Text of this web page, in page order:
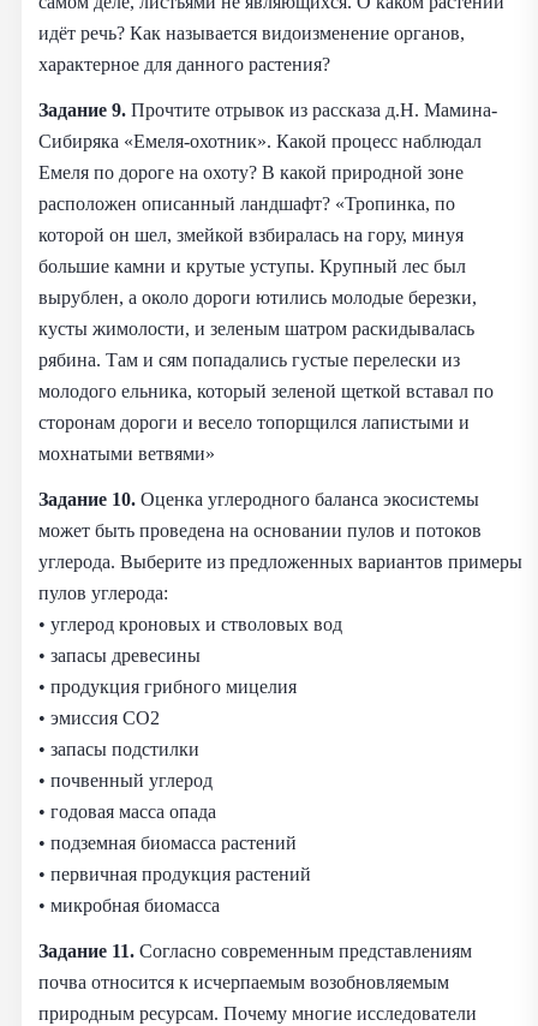
идёт речь? Как называется видоизменение органов,
характерное для данного растения?
Задание 9. Прочтите отрывок из рассказа д.Н. Мамина-
Сибиряка «Емеля-охотник». Какой процесс наблюдал
Емеля по дороге на охоту? В какой природной зоне
расположен описанный ландшафт? «Тропинка, по
которой он шел, змейкой взбиралась на гору, минуя
большие камни и крутые уступы. Крупный лес был
вырублен, а около дороги ютились молодые березки,
кусты жимолости, и зеленым шатром раскидывалась
рябина. Там и сям попадались густые перелески из
молодого ельника, который зеленой щеткой вставал по
сторонам дороги и весело топорщился лапистыми и
мохнатыми ветвями»
Задание 10. Оценка углеродного баланса экосистемы
может быть проведена на основании пулов и потоков
углерода. Выберите из предложенных вариантов примеры
пулов углерода:
• углерод кроновых и стволовых вод
• запасы древесины
• продукция грибного мицелия
• эмиссия CO2
• запасы подстилки
• почвенный углерод
• годовая масса опада
• подземная биомасса растений
• первичная продукция растений
• микробная биомасса
Задание 11. Согласно современным представлениям
почва относится к исчерпаемым возобновляемым
природным ресурсам. Почему многие исследователи